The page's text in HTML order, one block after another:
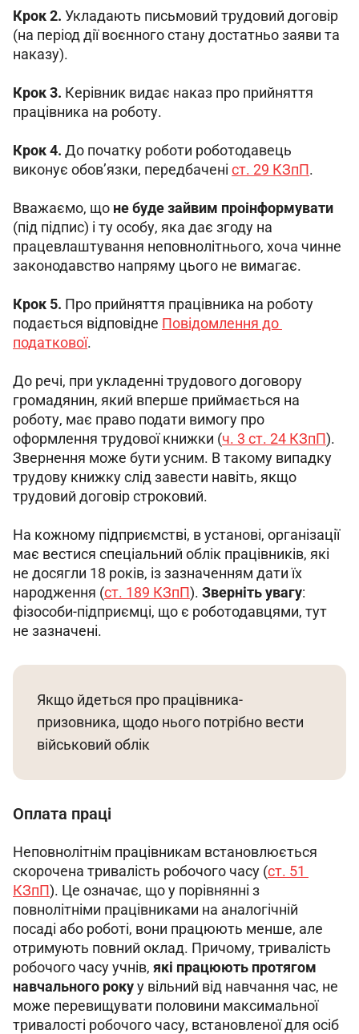
Крок 2. Укладають письмовий трудовий договір
(на період дії воєнного стану достатньо заяви та
наказу).
Крок 3. Керівник видає наказ про прийняття
працівника на роботу.
Крок 4. До початку роботи роботодавець
виконує обов’язки, передбачені ст. 29 КЗпП.
Вважаємо, що не буде зайвим проінформувати
(під підпис) і ту особу, яка дає згоду на
працевлаштування неповнолітнього, хоча чинне
законодавство напряму цього не вимагає.
Крок 5. Про прийняття працівника на роботу
подається відповідне Повідомлення до
податкової.
До речі, при укладенні трудового договору
громадянин, який вперше приймається на
роботу, має право подати вимогу про
оформлення трудової книжки (ч. 3 ст. 24 КЗпП).
Звернення може бути усним. В такому випадку
трудову книжку слід завести навіть, якщо
трудовий договір строковий.
На кожному підприємстві, в установі, організації
має вестися спеціальний облік працівників, які
не досягли 18 років, із зазначенням дати їх
народження (ст. 189 КЗпП). Зверніть увагу:
фізособи-підприємці, що є роботодавцями, тут
не зазначені.
Якщо йдеться про працівника-
призовника, щодо нього потрібно вести
військовий облік
Оплата праці
Неповнолітнім працівникам встановлюється
скорочена тривалість робочого часу (ст. 51
КЗпП). Це означає, що у порівнянні з
повнолітніми працівниками на аналогічній
посаді або роботі, вони працюють менше, але
отримують повний оклад. Причому, тривалість
робочого часу учнів, які працюють протягом
навчального року у вільний від навчання час, не
може перевищувати половини максимальної
тривалості робочого часу, встановленої для осіб